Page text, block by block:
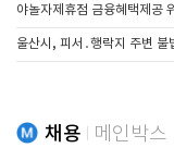
야놀자제휴점 금융혜택제공
울산시, 피서․행락지 주변 불
채용 메인박스